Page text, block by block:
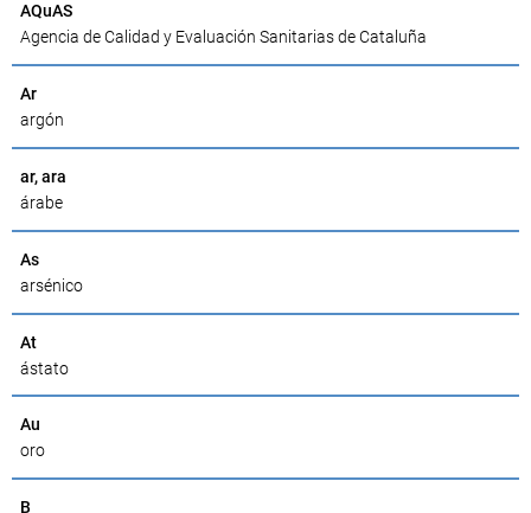
AQuAS
Agencia de Calidad y Evaluación Sanitarias de Cataluña
Ar
argón
ar, ara
árabe
As
arsénico
At
ástato
Au
oro
B